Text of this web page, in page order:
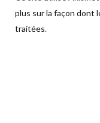
plus sur la façon dont
traitées.